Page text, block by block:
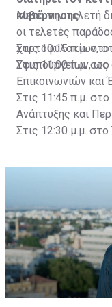
κυβέρνησης
Μετά την τελετή
οι τελετές
χαρτοφυλακίων,
Υφυπουργείων,
Στις 10:15 π.μ. στο
Στις 11:00 π.μ.
Επικοινωνιών και
Στις 11:45 π.μ.
Ανάπτυξης και
Στις 12:30 μ.μ. στο